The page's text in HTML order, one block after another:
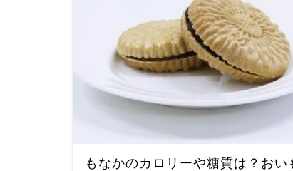
もなかのカロリーや糖質は？おい